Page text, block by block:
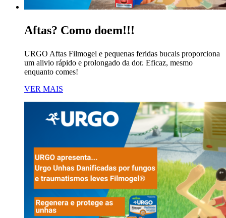
Aftas? Como doem!!!
URGO Aftas Filmogel e pequenas feridas bucais proporciona
um alivio rápido e prolongado da dor. Eficaz, mesmo
enquanto comes!
VER MAIS